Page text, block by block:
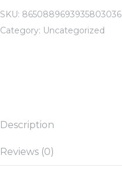
SKU: 8650889693935803036
Category: Uncategorized
Description
Reviews (0)